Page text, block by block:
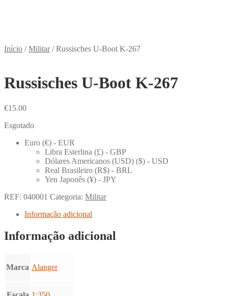
Início /Militar/Russisches U-Boot K-267
Russisches U-Boot K-267
€15.00
Esgotado
Euro (€) - EUR
Libra Esterlina (£) - GBP
Dólares Americanos (USD) ($) - USD
Real Brasileiro (R$) - BRL
Yen Japonês (¥) - JPY
REF: 040001 Categoria: Militar
Informação adicional
Informação adicional
Marca Alanger